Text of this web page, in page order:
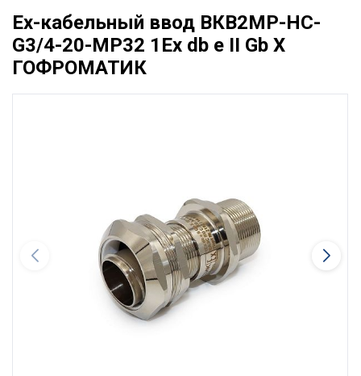
Ех-кабельный ввод ВКВ2МР-НС-
G3/4-20-МР32 1Ex db e II Gb X
ГОФРОМАТИК